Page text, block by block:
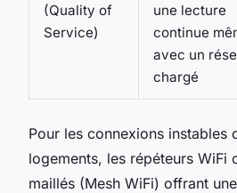
(Quality of
Service)
une lecture
continue
avec un
chargé
Pour les connexions instables
logements, les répéteurs WiFi
maillés (Mesh WiFi) offrant